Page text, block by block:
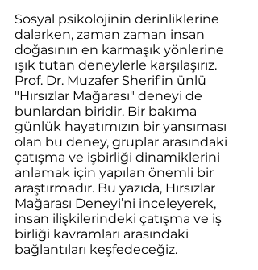
Sosyal psikolojinin derinliklerine
dalarken, zaman zaman insan
doğasının en karmaşık yönlerine
ışık tutan deneylerle karşılaşırız.
Prof. Dr. Muzafer Sherif'in ünlü
"Hırsızlar Mağarası" deneyi de
bunlardan biridir. Bir bakıma
günlük hayatımızın bir yansıması
olan bu deney, gruplar arasındaki
çatışma ve işbirliği dinamiklerini
anlamak için yapılan önemli bir
araştırmadır. Bu yazıda, Hırsızlar
Mağarası Deneyi’ni inceleyerek,
insan ilişkilerindeki çatışma ve iş
birliği kavramları arasındaki
bağlantıları keşfedeceğiz.